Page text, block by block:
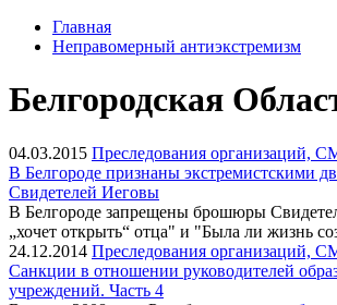
Главная
Неправомерный антиэкстремизм
Белгородская
04.03.2015 Преследования организаций,
В Белгороде признаны экстремистскими
Свидетелей Иеговы
В Белгороде запрещены брошюры
„хочет открыть“ отца" и "Была ли жизнь
24.12.2014 Преследования организаций,
Санкции в отношении руководителей
учреждений. Часть 4